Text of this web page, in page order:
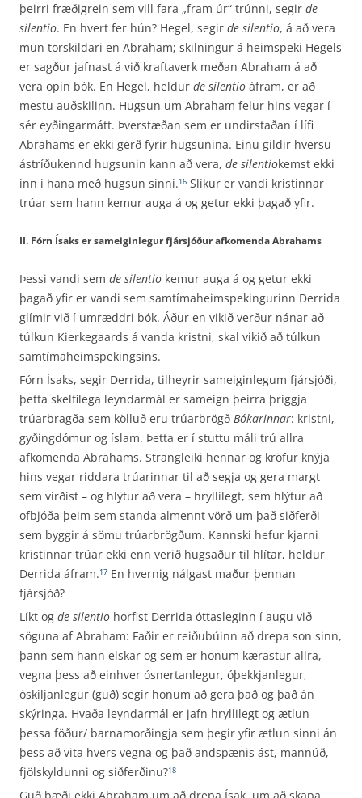
þeirri fræðigrein sem vill fara „fram úr“ trúnni, segir de
silentio. En hvert fer hún? Hegel, segir de silentio, á að vera
mun torskildari en Abraham; skilningur á heimspeki Hegels
er sagður jafnast á við kraftaverk meðan Abraham á að
vera opin bók. En Hegel, heldur de silentio áfram, er að
mestu auðskilinn. Hugsun um Abraham felur hins vegar í
sér eyðingarmátt. Þverstæðan sem er undirstaðan í lífi
Abrahams er ekki gerð fyrir hugsunina. Einu gildir hversu
ástríðukennd hugsunin kann að vera, de silentiokemst ekki
inn í hana með hugsun sinni.16 Slíkur er vandi kristinnar
trúar sem hann kemur auga á og getur ekki þagað yfir.
II. Fórn Ísaks er sameiginlegur fjársjóður afkomenda Abrahams
Þessi vandi sem de silentio kemur auga á og getur ekki
þagað yfir er vandi sem samtímaheimspekingurinn Derrida
glímir við í umræddri bók. Áður en vikið verður nánar að
túlkun Kierkegaards á vanda kristni, skal vikið að túlkun
samtímaheimspekingsins.
Fórn Ísaks, segir Derrida, tilheyrir sameiginlegum fjársjóði,
þetta skelfilega leyndarmál er sameign þeirra þriggja
trúarbragða sem kölluð eru trúarbrögð Bókarinnar: kristni,
gyðingdómur og íslam. Þetta er í stuttu máli trú allra
afkomenda Abrahams. Strangleiki hennar og kröfur knýja
hins vegar riddara trúarinnar til að segja og gera margt
sem virðist – og hlýtur að vera – hryllilegt, sem hlýtur að
ofbjóða þeim sem standa almennt vörð um það siðferði
sem byggir á sömu trúarbrögðum. Kannski hefur kjarni
kristinnar trúar ekki enn verið hugsaður til hlítar, heldur
Derrida áfram.17 En hvernig nálgast maður þennan
fjársjóð?
Líkt og de silentio horfist Derrida óttasleginn í augu við
söguna af Abraham: Faðir er reiðubúinn að drepa son sinn,
þann sem hann elskar og sem er honum kærastur allra,
vegna þess að einhver ósnertanlegur, óþekkjanlegur,
óskiljanlegur (guð) segir honum að gera það og það án
skýringa. Hvaða leyndarmál er jafn hryllilegt og ætlun
þessa föður/ barnamorðingja sem þegir yfir ætlun sinni án
þess að vita hvers vegna og það andspænis ást, mannúð,
fjölskyldunni og siðferðinu?18